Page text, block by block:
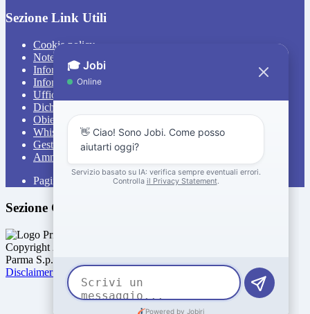
Sezione Link Utili
Cookie policy
Note legali
Informativa Privacy
Informativa Privacy chatbot Jobi
Ufficio Relazioni con il Pubblico
Dichiarazione di accessibilità
Obiettivi di accessibilità
Whistleblowing
Gestione consensi cookie
Amministrazione trasparente
Pagina visualizzata548volte
Sezione Copyright
Copyright 2026 | Engineered and powered by Gruppo Spaggiari
Parma S.p.A. | Divisione Publishing & New Social Media
Disclaimer trattamento dati personali